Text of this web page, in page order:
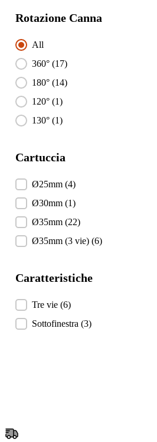
Rotazione Canna
Rotazione Canna
All
360°(17)
180°(14)
120°(1)
130°(1)
Cartuccia
Cartuccia
Ø25mm(4)
Ø30mm(1)
Ø35mm(22)
Ø35mm (3 vie)(6)
Caratteristiche
Caratteristiche
Tre vie(6)
Sottofinestra(3)